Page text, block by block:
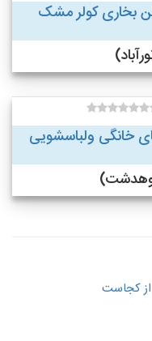
بخاری کولر مشک
خانگی ولباسشویی